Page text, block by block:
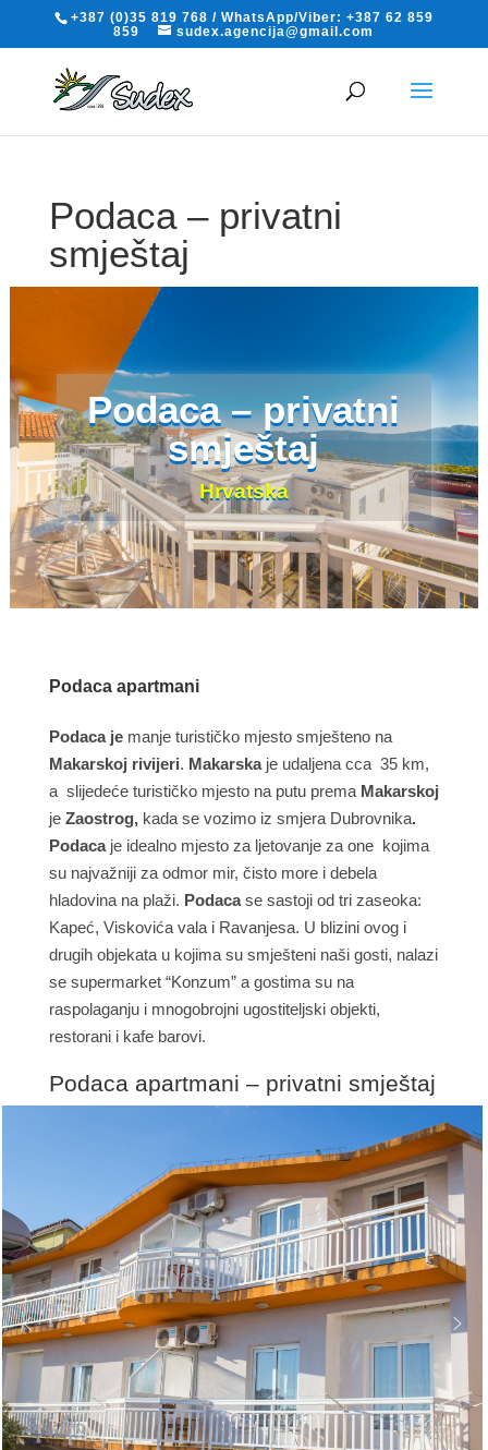
+387 (0)35 819 768 / WhatsApp/Viber: +387 62 859
859
sudex.agencija@gmail.com
Podaca – privatni
smještaj
Podaca – privatni
smještaj
Hrvatska
Podaca apartmani
Podaca jemanje turističko mjesto smješteno na
Makarskoj rivijeri. Makarskaje udaljena cca 35 km,
a slijedeće turističko mjesto na putu prema Makarskoj
je Zaostrog, kada se vozimo iz smjera Dubrovnika.
Podaca je idealno mjesto za ljetovanje za one kojima
su najvažniji za odmor mir, čisto more i debela
hladovina na plaži. Podacase sastoji od tri zaseoka:
Kapeć, Viskovića vala i Ravanjesa. U blizini ovog i
drugih objekata u kojima su smješteni naši gosti, nalazi
se supermarket “Konzum” a gostima su na
raspolaganju i mnogobrojni ugostiteljski objekti,
restorani i kafe barovi.
Podaca apartmani – privatni smještaj